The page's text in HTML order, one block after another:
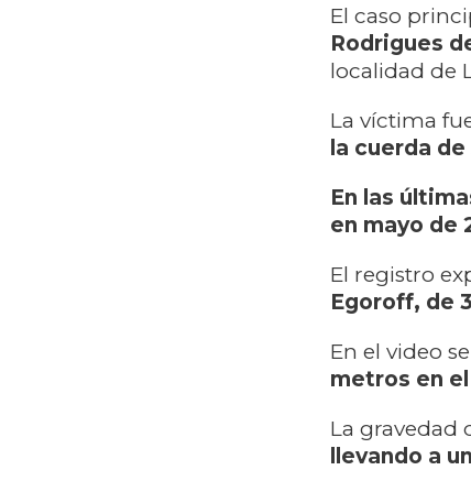
El caso
Rodrigues
localidad de
La víctima
la cuerda
En las
en mayo de
El registro
Egoroff, de
En el video
metros en
La gravedad
llevando a